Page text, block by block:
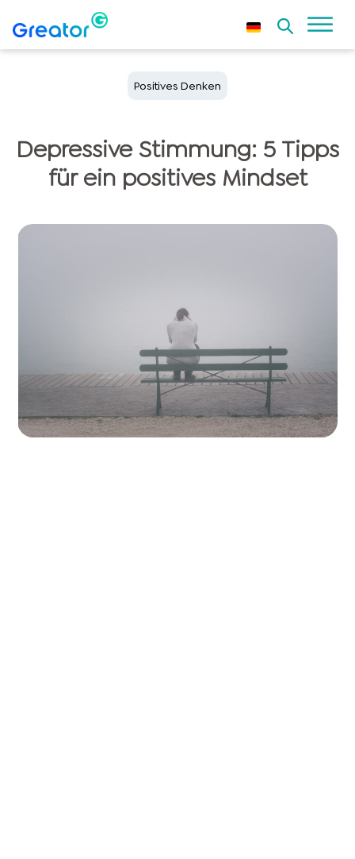
Positives Denken
Depressive Stimmung: 5 Tipps
für ein positives Mindset